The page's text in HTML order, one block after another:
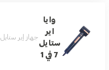
وايا
اير
ستايل
7 في 1
جهاز إير ستايل 7 في 1 يمنحك كل ما تحتاجين إليه في جهاز واحد، ويختصر عليك وقت وجهد للحصول على نتائج رائعة تليق بجمالك.